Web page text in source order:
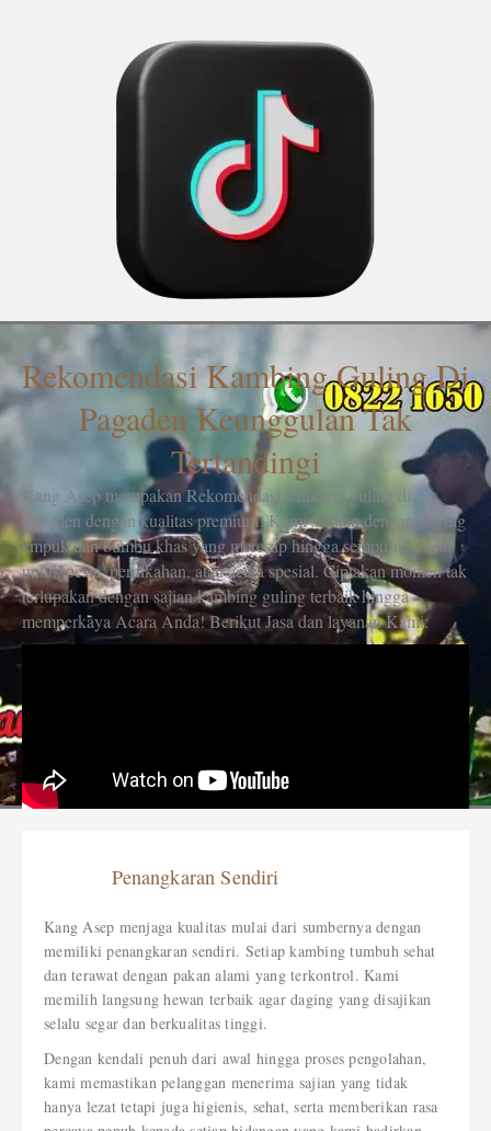
Rekomendasi Kambing Guling Di
Pagaden Keunggulan Tak
Tertandingi
Kang Asep merupakan Rekomendasi kambing guling di
Pagaden dengan kualitas premium! Kami sajikan dengan daging
empuk dan bumbu khas yang meresap hingga sempurna, ideal
untuk pesta, pernikahan, atau acara spesial. Ciptakan momen tak
terlupakan dengan sajian kambing guling terbaik hingga
memperkaya Acara Anda! Berikut Jasa dan layanan Kami:
Penangkaran Sendiri
Kang Asep menjaga kualitas mulai dari sumbernya dengan
memiliki penangkaran sendiri. Setiap kambing tumbuh sehat
dan terawat dengan pakan alami yang terkontrol. Kami
memilih langsung hewan terbaik agar daging yang disajikan
selalu segar dan berkualitas tinggi.
Dengan kendali penuh dari awal hingga proses pengolahan,
kami memastikan pelanggan menerima sajian yang tidak
hanya lezat tetapi juga higienis, sehat, serta memberikan rasa